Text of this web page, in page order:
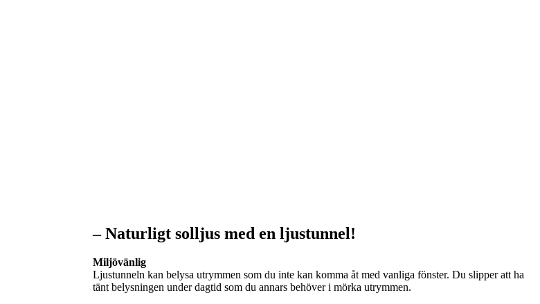
– Naturligt solljus med en ljustunnel!
Miljövänlig
Ljustunneln kan belysa utrymmen som du inte kan komma åt med vanliga fönster. Du slipper att ha
tänt belysningen under dagtid som du annars behöver i mörka utrymmen.